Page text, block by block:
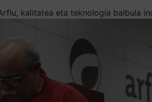
kalitatea eta teknologia balbula